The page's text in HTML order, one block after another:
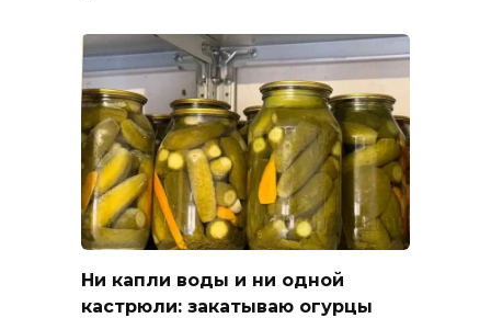
Ни капли воды и ни одной
кастрюли: закатываю огурцы